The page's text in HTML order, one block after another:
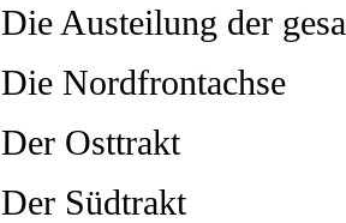
Die Austeilung der
Die Nordfrontachse
Der Osttrakt
Der Südtrakt